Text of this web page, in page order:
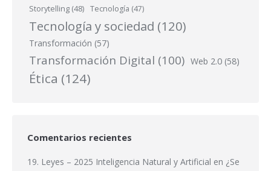
Storytelling (48) Tecnología (47)
Tecnología y sociedad (120)
Transformación (57)
Transformación Digital (100) Web 2.0 (58)
Ética (124)
Comentarios recientes
19. Leyes – 2025 Inteligencia Natural y Artificial en ¿Se